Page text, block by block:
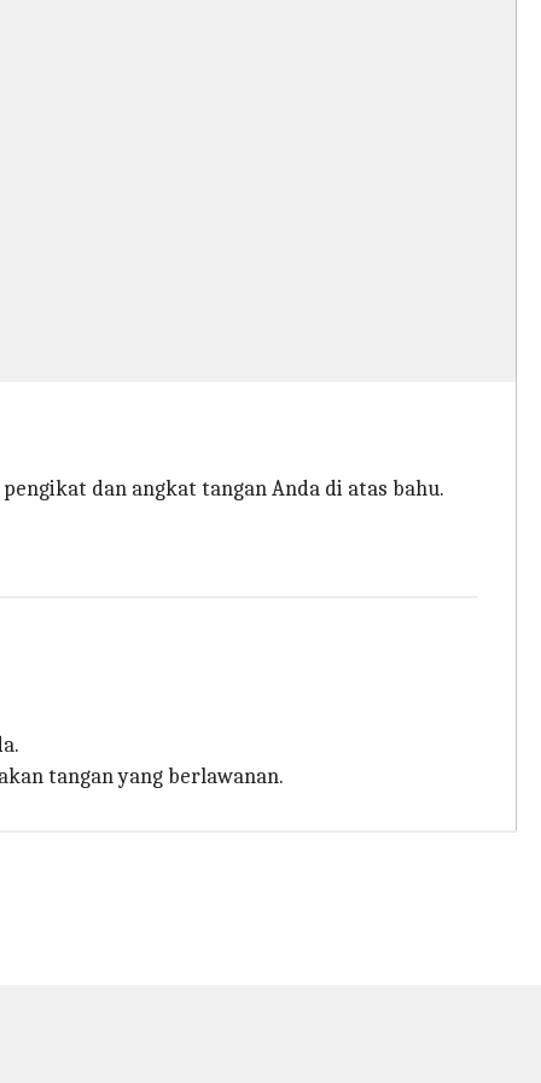
dan angkat tangan Anda di atas bahu.
tangan yang berlawanan.